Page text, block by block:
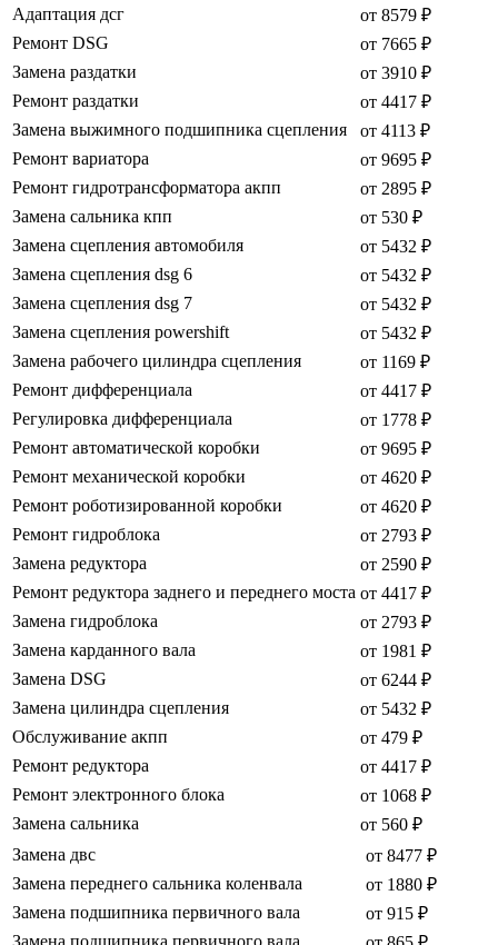
Адаптация дсг
от 8579 ₽
Ремонт DSG
от 7665 ₽
Замена раздатки
от 3910 ₽
Ремонт раздатки
от 4417 ₽
Замена выжимного подшипника сцепления
от 4113 ₽
Ремонт вариатора
от 9695 ₽
Ремонт гидротрансформатора акпп
от 2895 ₽
Замена сальника кпп
от 530 ₽
Замена сцепления автомобиля
от 5432 ₽
Замена сцепления dsg 6
от 5432 ₽
Замена сцепления dsg 7
от 5432 ₽
Замена сцепления powershift
от 5432 ₽
Замена рабочего цилиндра сцепления
от 1169 ₽
Ремонт дифференциала
от 4417 ₽
Регулировка дифференциала
от 1778 ₽
Ремонт автоматической коробки
от 9695 ₽
Ремонт механической коробки
от 4620 ₽
Ремонт роботизированной коробки
от 4620 ₽
Ремонт гидроблока
от 2793 ₽
Замена редуктора
от 2590 ₽
Ремонт редуктора заднего и переднего моста от 4417 ₽
Замена гидроблока
от 2793 ₽
Замена карданного вала
от 1981 ₽
Замена DSG
от 6244 ₽
Замена цилиндра сцепления
от 5432 ₽
Обслуживание акпп
от 479 ₽
Ремонт редуктора
от 4417 ₽
Ремонт электронного блока
от 1068 ₽
Замена сальника
от 560 ₽
Замена двс
от 8477 ₽
Замена переднего сальника коленвала
от 1880 ₽
Замена подшипника первичного вала
от 915 ₽